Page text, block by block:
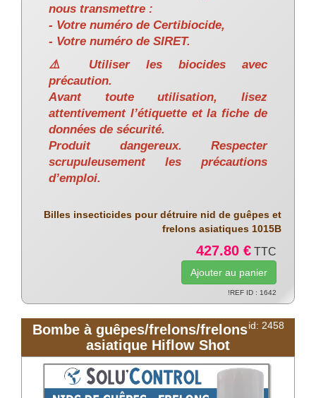
nous transmettre :
- Votre numéro de Certibiocide,
- Votre numéro de SIRET.
⚠️ Utiliser les biocides avec
précaution.
Avant toute utilisation, lisez
attentivement l’étiquette et la fiche de
données de sécurité.
Produit dangereux. Respecter
scrupuleusement les précautions
d’emploi.
Billes insecticides pour détruire nid de guêpes et
frelons asiatiques 1015B
427.80 € TTC
!REF ID : 1642
id: 2458
Bombe à guêpes/frelons/frelons
asiatique Hiflow Shot